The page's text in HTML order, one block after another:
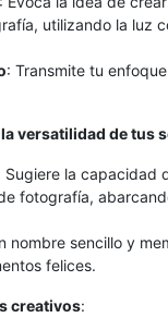
utilizando la luz
: Transmite tu
versatilidad de tus
Sugiere la capacidad
fotografía,
nombre sencillo y
felices.
creativos: